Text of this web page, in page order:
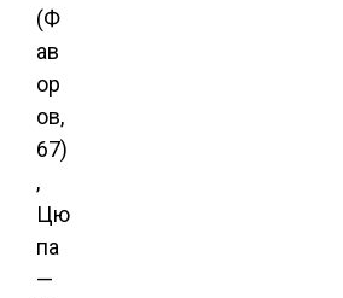
(Ф
ав
ор
ов,
67)
,
Цю
па
—